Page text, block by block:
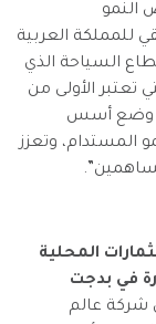
النمو
للمملكة العربية
السياحة الذي
تعتبر الأولى من
وضع أسس
المستدام، وتعزز
المحلية
في بدجت
شركة عالم